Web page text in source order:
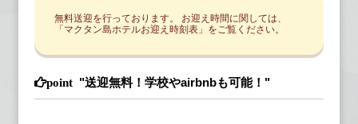
無料送迎を行っております。 お迎え時間に関しては、
「 マクタン島ホテルお迎え時刻表 」をご覧ください。
"送迎無料！学校やairbnbも可能！"